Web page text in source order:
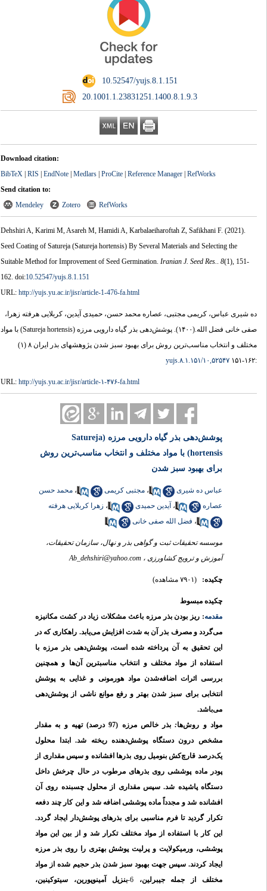
‎ 10.52547/yujs.8.1.151
‎ 20.1001.1.23831251.1400.8.1.9.3
Download citation:
BibTeX|RIS|EndNote|Medlars|ProCite|Reference Manager|RefWorks
Send citation to:
Mendeley
Zotero RefWorks
Dehshiri A, Karimi M, Asareh M, Hamidi A, Karbalaeiharoftah Z, Safikhani F.(2021).
Seed Coating of Satureja (Satureja hortensis) By Several Materials and Selecting the
Suitable Method for Improvement of Seed Germination.Iranian J. Seed Res..8(1), 151-
162. doi:10.52547/yujs.8.1.151
URL:http://yujs.yu.ac.ir/jisr/article-1-476-fa.html
ده شیری عباس، کریمی مجتبی، عصاره محمد حسن، حمیدی آیدین، کربلایی هرفته زهرا،
صفی خانی فضل الله.(۱۴۰۰).
پوشش‌دهی بذر گیاه دارویی مرزه (Satureja hortensis) با مواد
مختلف و انتخاب مناسب‌ترین روش برای بهبود سبز شدن پژوهشهای بذر ایران ۸ (۱)
۱۰,۵۲۵۴۷/yujs.۸.۱.۱۵۱
URL:http://yujs.yu.ac.ir/jisr/article-۱-۴۷۶-fa.html
پوشش‌دهی بذر گیاه دارویی مرزه (Satureja
hortensis) با مواد مختلف و انتخاب مناسب‌ترین روش
برای بهبود سبز شدن
عباس ده شیری ، مجتبی کریمی ، محمد حسن
عصاره
، آیدین حمیدی ، زهرا کربلایی هرفته
، فضل الله صفی خانی
موسسه تحقیقات ثبت و گواهی بذر و نهال، سازمان تحقیقات،
آموزش و ترویج کشاورزی ،Ab_dehshiri@yahoo.com
چکیده: (۷۹۰۱ مشاهده)
چکیده مبسوط
مقدمه: ریز بودن بذر مرزه باعث مشکلات زیاد در کشت مکانیزه
می‌گردد و مصرف بذر آن به شدت افزایش می‌یابد. راهکاری که در
این تحقیق به آن پرداخته شده است، پوشش‌دهی بذر مرزه با
استفاده از مواد مختلف و انتخاب مناسبترین آن‌ها و همچنین
بررسی اثرات اضافه‌شدن مواد هورمونی و غذایی به پوشش
انتخابی برای سبز شدن بهتر و رفع موانع ناشی از پوشش‌دهی
می‌باشد.
مواد و روش‌ها :
بذر خالص مرزه (97 درصد) تهیه و به مقدار
مشخص درون دستگاه پوشش‌دهنده ریخته شد. ابتدا محلول
یک‌درصد قارچ‌کش بنومیل روی بذرها افشانده و سپس مقداری از
پودر ماده پوششی روی بذرهای مرطوب در حال چرخش داخل
دستگاه پاشیده شد. سپس مقداری از محلول چسبنده روی آن
افشانده شد و مجدداً ماده پوششی اضافه شد و این کار چند دفعه
تکرار گردید تا فرم مناسبی برای بذرهای پوشش‌دار ایجاد گردد.
این کار با استفاده از مواد مختلف تکرار شد و از بین این مواد
پوششی، ورمیکولایت و پرلیت پوشش بهتری را روی بذر مرزه
ایجاد کردند. سپس جهت بهبود سبز شدن بذر حجیم شده از مواد
مختلف از جمله جیبرلین،6- بنزیل آمینوپورین، سیتوکینین،